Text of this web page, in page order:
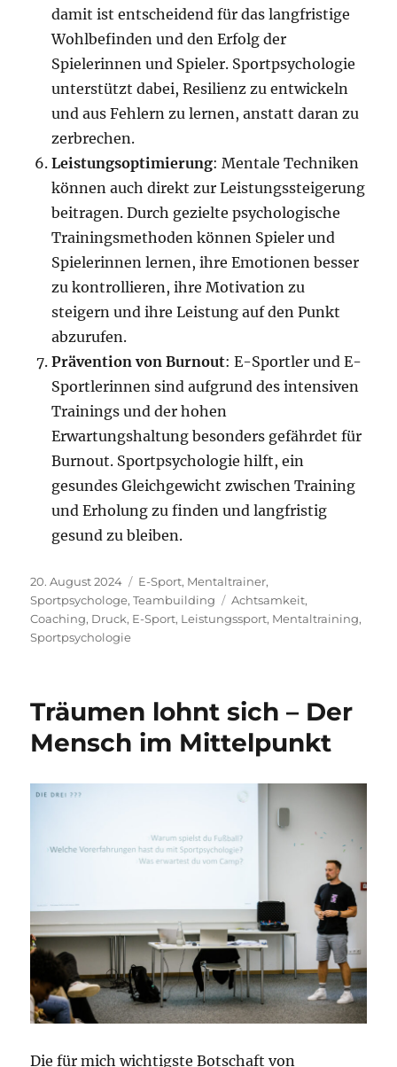
damit ist entscheidend für das langfristige
Wohlbefinden und den Erfolg der
Spielerinnen und Spieler. Sportpsychologie
unterstützt dabei, Resilienz zu entwickeln
und aus Fehlern zu lernen, anstatt daran zu
zerbrechen.
Leistungsoptimierung: Mentale Techniken
können auch direkt zur Leistungssteigerung
beitragen. Durch gezielte psychologische
Trainingsmethoden können Spieler und
Spielerinnen lernen, ihre Emotionen besser
zu kontrollieren, ihre Motivation zu
steigern und ihre Leistung auf den Punkt
abzurufen.
Prävention von Burnout: E-Sportler und E-
Sportlerinnen sind aufgrund des intensiven
Trainings und der hohen
Erwartungshaltung besonders gefährdet für
Burnout. Sportpsychologie hilft, ein
gesundes Gleichgewicht zwischen Training
und Erholung zu finden und langfristig
gesund zu bleiben.
Veröffentlicht
am
20. August 2024 Kategorien
E-Sport, Mentaltrainer,
Sportpsychologe,Teambuilding Schlagwörter
Achtsamkeit,
Coaching, Druck, E-Sport, Leistungssport, Mentaltraining,
Sportpsychologie
Träumen lohnt sich – Der
Mensch im Mittelpunkt
Die für mich wichtigste Botschaft von